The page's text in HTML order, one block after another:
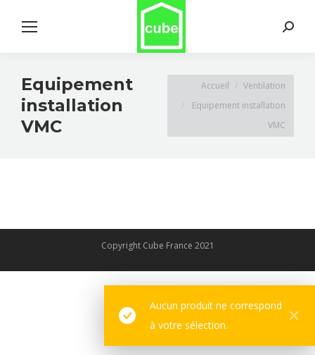
Search:
Equipement
installation
VMC
Vous êtes ici :
Accueil
Ventilation
Equipement installation
VMC
Aucun produit ne correspond
à votre sélection.
Copyright Cube France 2021